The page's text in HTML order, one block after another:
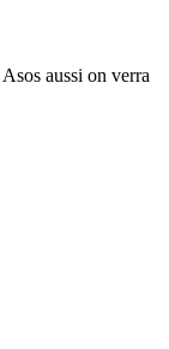
aussi on verra